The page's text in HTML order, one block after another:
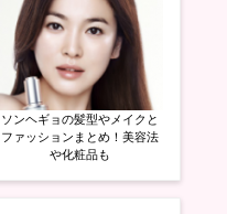
ソンヘギョの髪型やメイクと
ファッションまとめ！美容法
や化粧品も